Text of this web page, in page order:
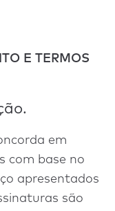
E TERMOS
em
com base no
apresentados
são